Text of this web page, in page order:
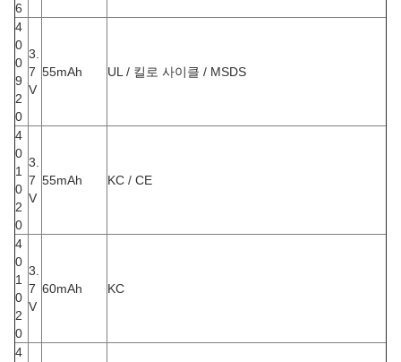
6
4
0
0
9
2
0
3.
7
V
55mAh UL / 킬로 사이클 / MSDS
4
0
1
0
2
0
3.
7
V
55mAh KC / CE
4
0
1
0
2
0
3.
7
V
60mAh KC
4